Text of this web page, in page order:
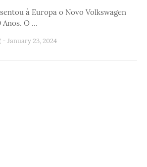
à Europa o Novo Volkswagen
Anos. O …
- January 23, 2024